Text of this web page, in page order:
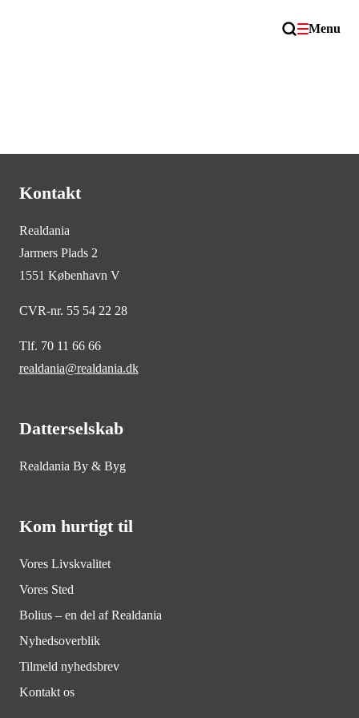
Menu
Kontakt
Realdania
Jarmers Plads 2
1551 København V
CVR-nr. 55 54 22 28
Tlf. 70 11 66 66
realdania@realdania.dk
Datterselskab
Realdania By & Byg
Kom hurtigt til
Vores Livskvalitet
Vores Sted
Bolius – en del af Realdania
Nyhedsoverblik
Tilmeld nyhedsbrev
Kontakt os